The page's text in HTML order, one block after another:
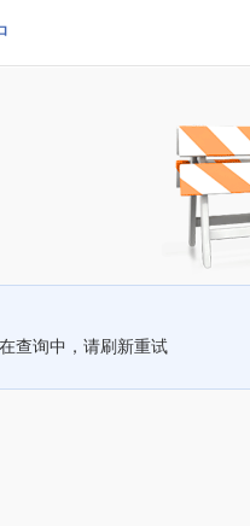
查询中，请刷新重试